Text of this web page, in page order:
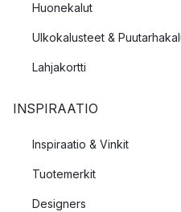
Huonekalut
Ulkokalusteet &
Lahjakortti
INSPIRAATIO
Inspiraatio & Vinkit
Tuotemerkit
Designers